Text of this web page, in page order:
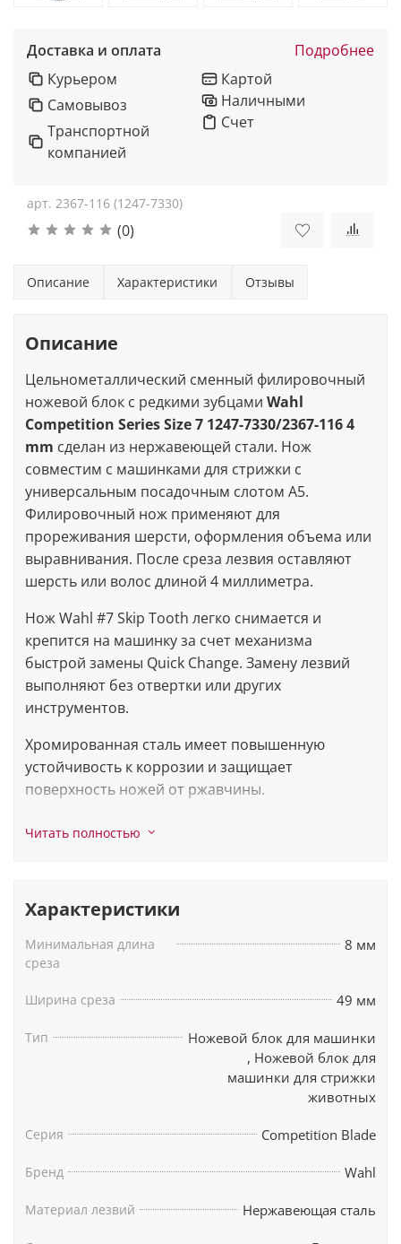
арт. 2367-116 (1247-7330)
(0)
Доставка и оплата
Подробнее
Курьером
Самовывоз
Транспортной
компанией
Картой
Наличными
Счет
Описание Характеристики Отзывы
Описание
Цельнометаллический сменный филировочный
ножевой блок с редкими зубцами Wahl
Competition Series Size 7 1247-7330/2367-116 4
mm сделан из нержавеющей стали. Нож
совместим с машинками для стрижки с
универсальным посадочным слотом А5.
Филировочный нож применяют для
прореживания шерсти, оформления объема или
выравнивания. После среза лезвия оставляют
шерсть или волос длиной 4 миллиметра.
Нож Wahl #7 Skip Tooth легко снимается и
крепится на машинку за счет механизма
быстрой замены Quick Change. Замену лезвий
выполняют без отвертки или других
инструментов.
Хромированная сталь имеет повышенную
устойчивость к коррозии и защищает
поверхность ножей от ржавчины.
Совместимость:
1247-0477;
Читать полностью
Характеристики
Минимальная длина
среза
8 мм
Ширина среза 49 мм
Тип
Ножевой блок для машинки
, Ножевой блок для
машинки для стрижки
животных
Серия Competition Blade
Бренд Wahl
Материал лезвий Нержавеющая сталь